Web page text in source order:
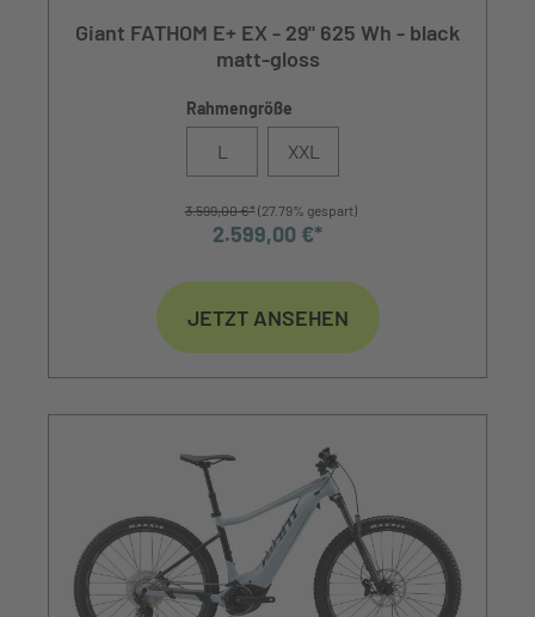
Giant FATHOM E+ EX - 29" 625 Wh - black
matt-gloss
Rahmengröße
L XXL
3.599,00 €*(27.79% gespart)
2.599,00 €*
JETZT ANSEHEN